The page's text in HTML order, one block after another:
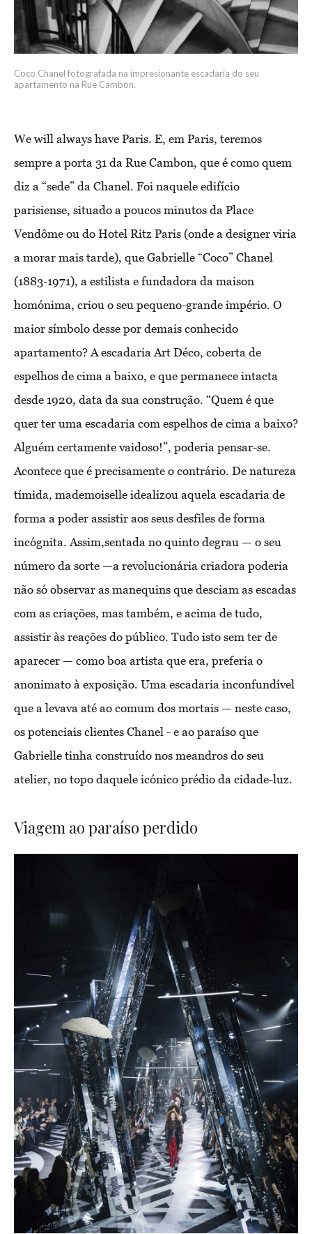
Coco Chanel fotografada na impresionante escadaria do seu
apartamento na Rue Cambon.
We will always have Paris. E, em Paris, teremos
sempre a porta 31 da Rue Cambon, que é como quem
diz a “sede” da Chanel. Foi naquele edifício
parisiense, situado a poucos minutos da Place
Vendôme ou do Hotel Ritz Paris (onde a designer viria
a morar mais tarde), que Gabrielle “Coco” Chanel
(1883-1971), a estilista e fundadora da maison
homónima, criou o seu pequeno-grande império. O
maior símbolo desse por demais conhecido
apartamento? A escadaria Art Déco, coberta de
espelhos de cima a baixo, e que permanece intacta
desde 1920, data da sua construção. “Quem é que
quer ter uma escadaria com espelhos de cima a baixo?
Alguém certamente vaidoso!”, poderia pensar-se.
Acontece que é precisamente o contrário. De natureza
tímida, mademoiselle idealizou aquela escadaria de
forma a poder assistir aos seus desfiles de forma
incógnita. Assim,sentada no quinto degrau — o seu
número da sorte —a revolucionária criadora poderia
não só observar as manequins que desciam as escadas
com as criações, mas também, e acima de tudo,
assistir às reações do público. Tudo isto sem ter de
aparecer — como boa artista que era, preferia o
anonimato à exposição. Uma escadaria inconfundível
que a levava até ao comum dos mortais — neste caso,
os potenciais clientes Chanel - e ao paraíso que
Gabrielle tinha construído nos meandros do seu
atelier, no topo daquele icónico prédio da cidade-luz.
Viagem ao paraíso perdido